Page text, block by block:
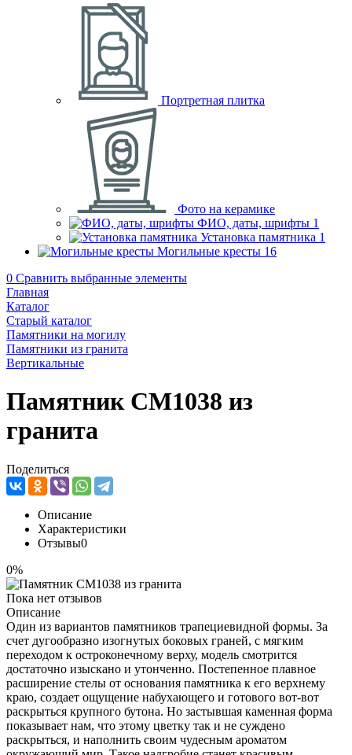
Портретная плитка
Фото на керамике
ФИО, даты, шрифты 1
Установка памятника 1
Могильные кресты 16
0 Сравнить выбранные элементы
Главная
Каталог
Старый каталог
Памятники на могилу
Памятники из гранита
Вертикальные
Памятник CM1038 из
гранита
Поделиться
Описание
Характеристики
Отзывы0
0%
Пока нет отзывов
Описание
Один из вариантов памятников трапециевидной формы. За
счет дугообразно изогнутых боковых граней, с мягким
переходом к остроконечному верху, модель смотрится
достаточно изыскано и утонченно. Постепенное плавное
расширение стелы от основания памятника к его верхнему
краю, создает ощущение набухающего и готового вот-вот
раскрыться крупного бутона. Но застывшая каменная форма
показывает нам, что этому цветку так и не суждено
раскрыться, и наполнить своим чудесным ароматом